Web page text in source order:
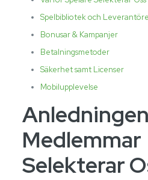
Spelbibliotek och
Bonusar & Kampanjer
Betalningsmetoder
Säkerhet samt Licenser
Mobilupplevelse
Anledningen
Medlemmar
Selekterar